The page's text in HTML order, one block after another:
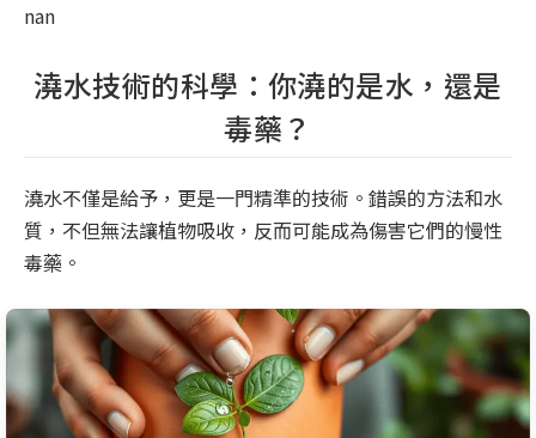
nan
澆水技術的科學：你澆的是水，還是
毒藥？
澆水不僅是給予，更是一門精準的技術。錯誤的方法和水
質，不但無法讓植物吸收，反而可能成為傷害它們的慢性
毒藥。